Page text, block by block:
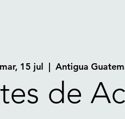
mar, 15 jul
  |
Antigua
de